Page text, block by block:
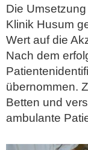
Die
Klinik Husum
Wert auf die
Nach dem
übernommen.
Betten und
ambulante